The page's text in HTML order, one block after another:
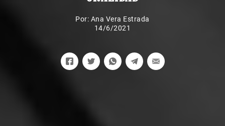
Por: Ana Vera Estrada
14/6/2021